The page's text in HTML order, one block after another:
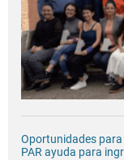
Oportunidades
PAR ayuda para